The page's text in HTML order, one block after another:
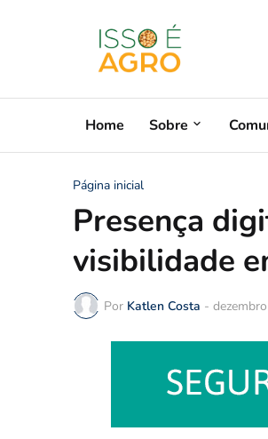
Home Sobre
Página inicial
Presença
visibilidade
Por Katlen Costa -